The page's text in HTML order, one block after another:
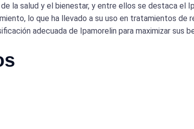
la salud y el bienestar, y entre ellos se destaca el
lo que ha llevado a su uso en tratamientos de
adecuada de Ipamorelin para maximizar sus